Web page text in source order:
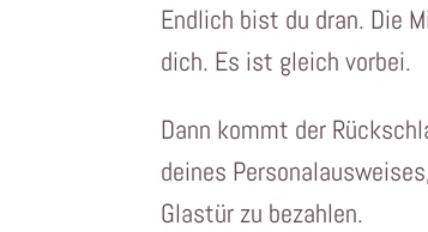
Endlich bist du dran. Die
dich. Es ist gleich vorbei.
Dann kommt der
deines
Glastür zu bezahlen.